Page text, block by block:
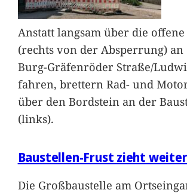
Anstatt langsam über die
(rechts von der Absperrung) an
Burg-Gräfenröder Straße/
fahren, brettern Rad- und
über den Bordstein an der
(links).
Baustellen-Frust zieht weiter
Die Großbaustelle am